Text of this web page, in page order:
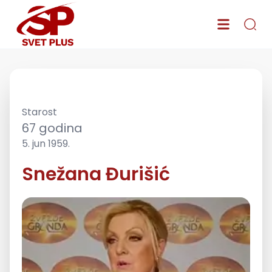
Starost
67 godina
5. jun 1959.
Snežana Đurišić